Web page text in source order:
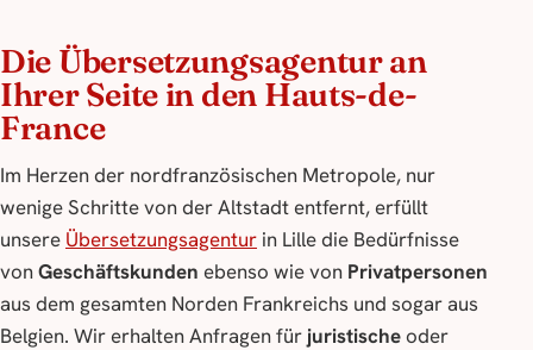
Die Übersetzungsagentur an
Ihrer Seite in den Hauts-de-
France
Im Herzen der nordfranzösischen Metropole, nur
wenige Schritte von der Altstadt entfernt, erfüllt
unsere Übersetzungsagentur in Lille die Bedürfnisse
vonGeschäftskunden ebenso wie von Privatpersonen
aus dem gesamten Norden Frankreichs und sogar aus
Belgien. Wir erhalten Anfragen für juristischeoder